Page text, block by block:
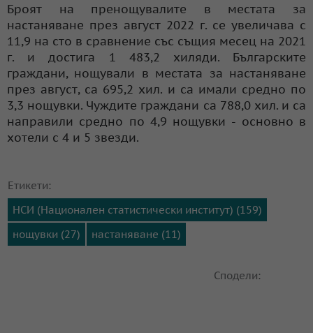
Броят на пренощувалите в местата за
настаняване през август 2022 г. се увеличава с
11,9 на сто в сравнение със същия месец на 2021
г. и достига 1 483,2 хиляди. Българските
граждани, нощували в местата за настаняване
през август, са 695,2 хил. и са имали средно по
3,3 нощувки. Чуждите граждани са 788,0 хил. и са
направили средно по 4,9 нощувки - основно в
хотели с 4 и 5 звезди.
Етикети:
НСИ (Национален статистически институт) (159)
нощувки (27)
настаняване (11)
Сподели: